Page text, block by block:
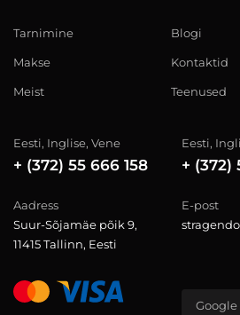
Tarnimine
Makse
Meist
Blogi
Kontaktid
Teenused
Eesti, Inglise, Vene
+ (372) 55 666 158
Eesti,
+ (372)
Aadress
Suur-Sõjamäe põik 9,
11415 Tallinn, Eesti
E-post
Google